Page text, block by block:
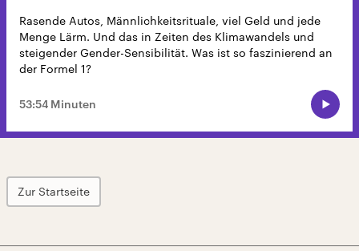
Rasende Autos, Männlichkeitsrituale, viel Geld und jede
Menge Lärm. Und das in Zeiten des Klimawandels und
steigender Gender-Sensibilität. Was ist so faszinierend an
der Formel 1?
53:54 Minuten
Zur Startseite